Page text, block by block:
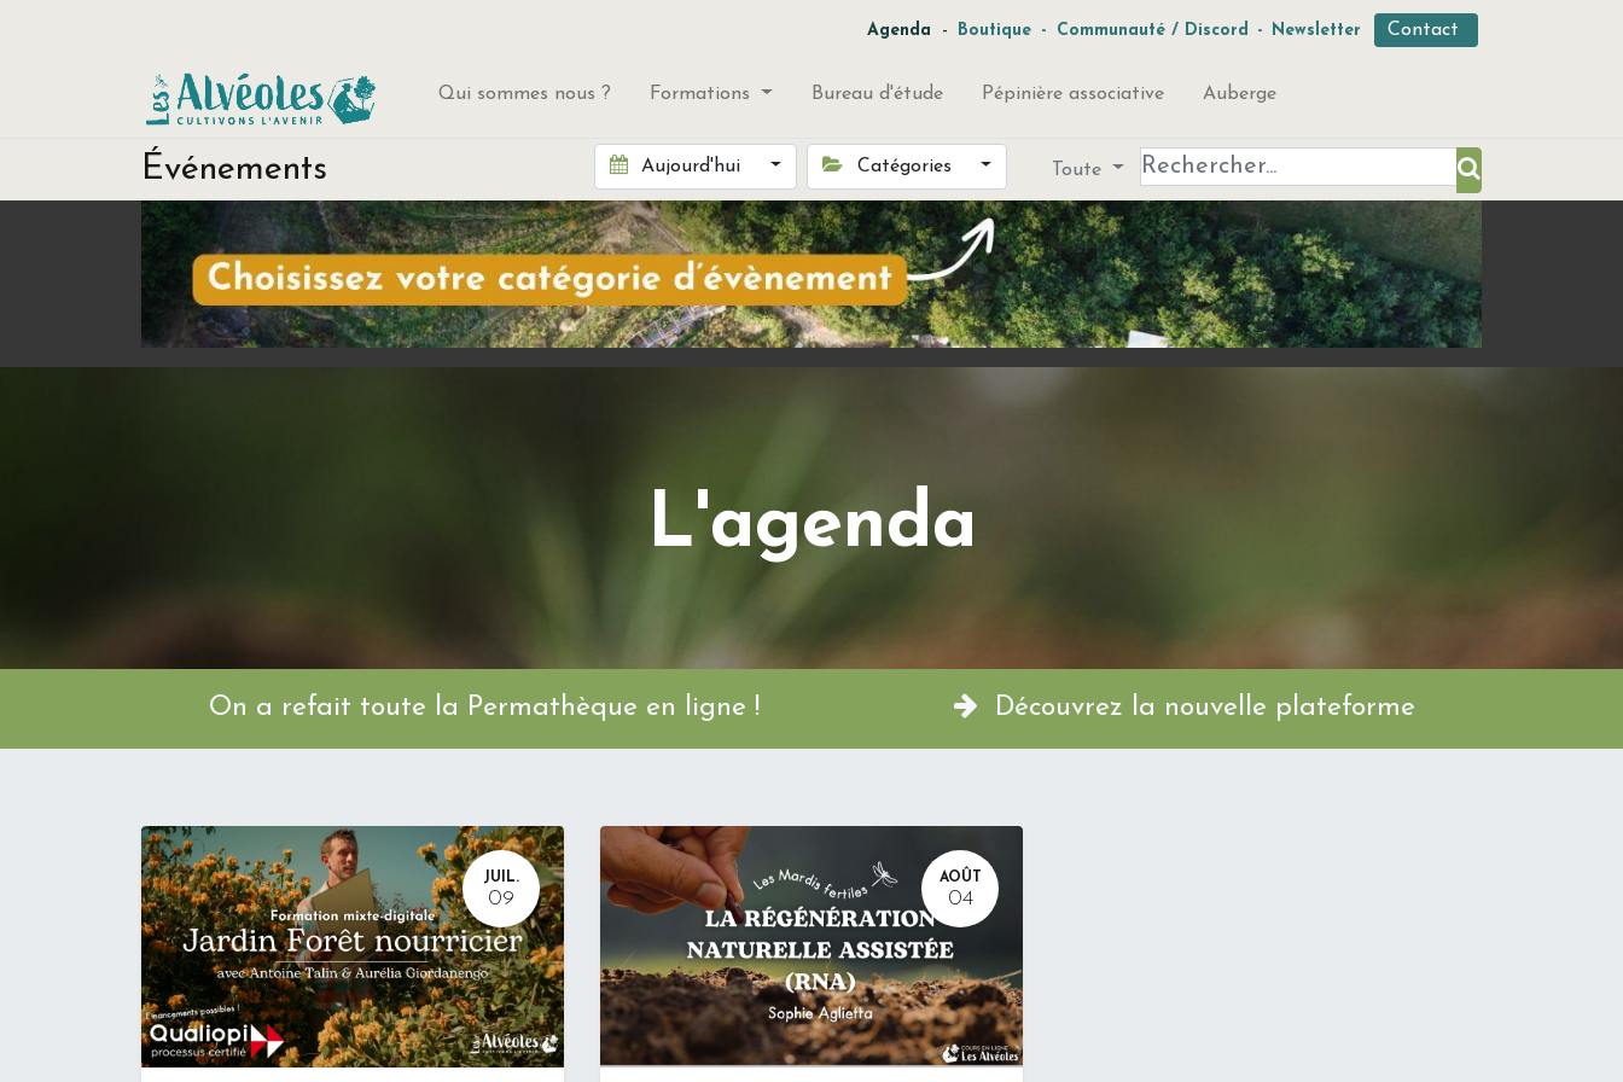
Agenda - Boutique - Communauté / Discord - Newsletter Contact
Qui sommes nous ? Formations Bureau d'étude Pépinière associative Auberge
Événements Aujourd'hui Catégories Toute
L'agenda
On a refait toute la Permathèque en ligne ! Découvrez la nouvelle plateforme
JUIL.
09
AOÛT
04